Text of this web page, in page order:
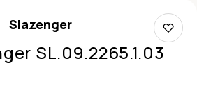
Slazenger
SL.09.2265.1.03